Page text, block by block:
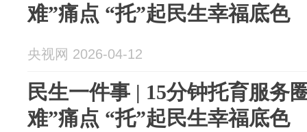
难”痛点 “托”起民生幸福底色
央视网 2026-04-12
民生一件事 | 15分钟托育服务
难”痛点 “托”起民生幸福底色